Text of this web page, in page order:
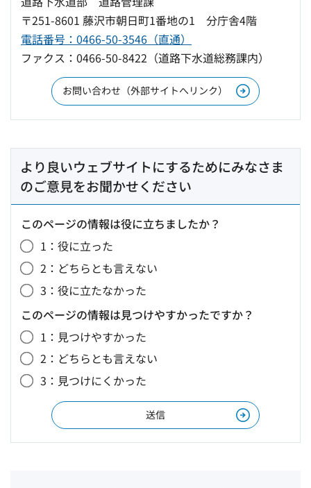
〒251-8601 藤沢市朝日町1番地の1 分庁舎4階
電話番号：0466-50-3546（直通）
ファクス：0466-50-8422（道路下水道総務課内）
お問い合わせ（外部サイトへリンク）
より良いウェブサイトにするためにみなさま
のご意見をお聞かせください
このページの情報は役に立ちましたか？
1：役に立った
2：どちらとも言えない
3：役に立たなかった
このページの情報は見つけやすかったですか？
1：見つけやすかった
2：どちらとも言えない
3：見つけにくかった